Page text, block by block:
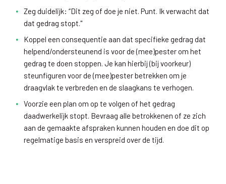
Zeg duidelijk: “Dit zeg of doe je niet. Punt. Ik verwacht dat
dat gedrag stopt."
Koppel een consequentie aan dat specifieke gedrag dat
helpend/ondersteunend is voor de (mee)pester om het
gedrag te doen stoppen. Je kan hierbij (bij voorkeur)
steunfiguren voor de (mee)pester betrekken om je
draagvlak te verbreden en de slaagkans te verhogen.
Voorzie een plan om op te volgen of het gedrag
daadwerkelijk stopt. Bevraag alle betrokkenen of ze zich
aan de gemaakte afspraken kunnen houden en doe dit op
regelmatige basis en verspreid over de tijd.